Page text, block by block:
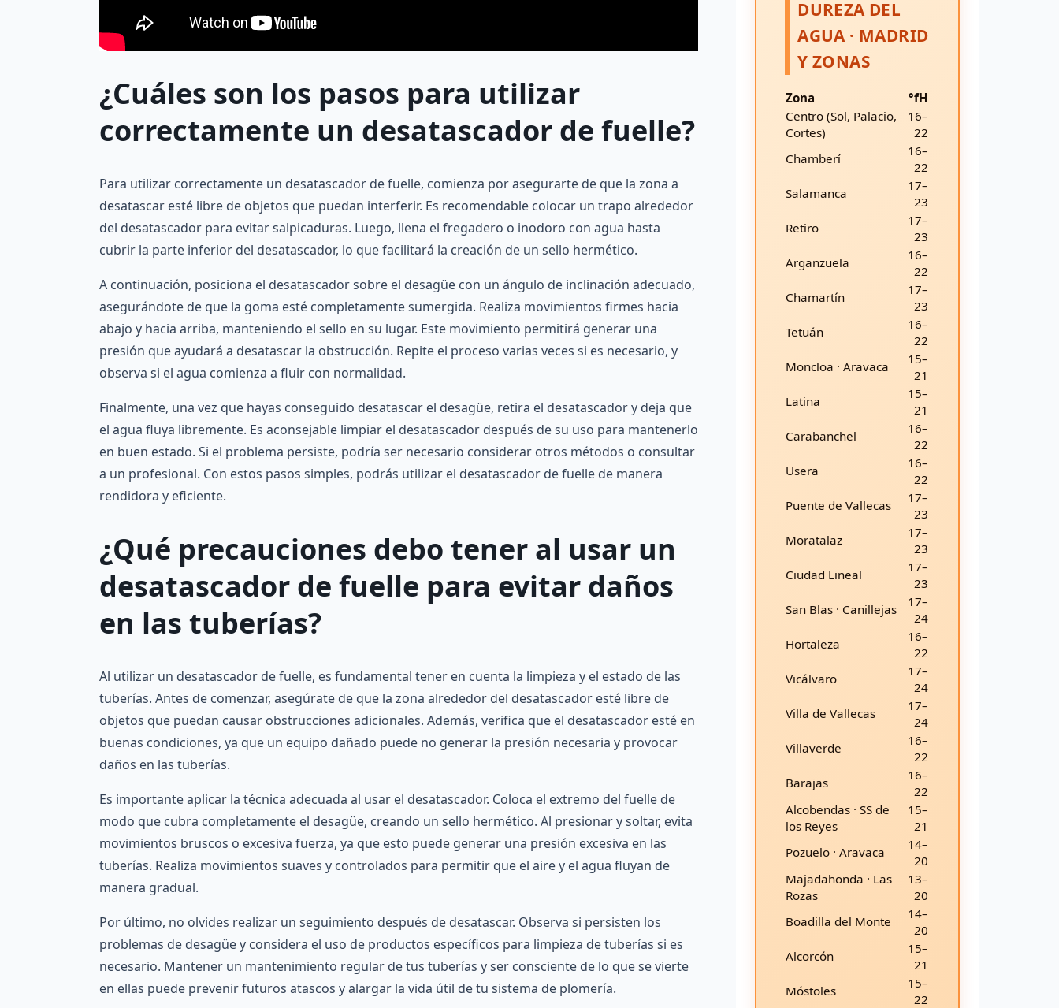
¿Cuáles son los pasos para utilizar
correctamente un desatascador de fuelle?
Para utilizar correctamente un desatascador de fuelle, comienza por asegurarte de que la zona a
desatascar esté libre de objetos que puedan interferir. Es recomendable colocar un trapo alrededor
del desatascador para evitar salpicaduras. Luego, llena el fregadero o inodoro con agua hasta
cubrir la parte inferior del desatascador, lo que facilitará la creación de un sello hermético.
A continuación, posiciona el desatascador sobre el desagüe con un ángulo de inclinación adecuado,
asegurándote de que la goma esté completamente sumergida. Realiza movimientos firmes hacia
abajo y hacia arriba, manteniendo el sello en su lugar. Este movimiento permitirá generar una
presión que ayudará a desatascar la obstrucción. Repite el proceso varias veces si es necesario, y
observa si el agua comienza a fluir con normalidad.
Finalmente, una vez que hayas conseguido desatascar el desagüe, retira el desatascador y deja que
el agua fluya libremente. Es aconsejable limpiar el desatascador después de su uso para mantenerlo
en buen estado. Si el problema persiste, podría ser necesario considerar otros métodos o consultar
a un profesional. Con estos pasos simples, podrás utilizar el desatascador de fuelle de manera
rendidora y eficiente.
¿Qué precauciones debo tener al usar un
desatascador de fuelle para evitar daños
en las tuberías?
Al utilizar un desatascador de fuelle, es fundamental tener en cuenta la limpieza y el estado de las
tuberías. Antes de comenzar, asegúrate de que la zona alrededor del desatascador esté libre de
objetos que puedan causar obstrucciones adicionales. Además, verifica que el desatascador esté en
buenas condiciones, ya que un equipo dañado puede no generar la presión necesaria y provocar
daños en las tuberías.
Es importante aplicar la técnica adecuada al usar el desatascador. Coloca el extremo del fuelle de
modo que cubra completamente el desagüe, creando un sello hermético. Al presionar y soltar, evita
movimientos bruscos o excesiva fuerza, ya que esto puede generar una presión excesiva en las
tuberías. Realiza movimientos suaves y controlados para permitir que el aire y el agua fluyan de
manera gradual.
Por último, no olvides realizar un seguimiento después de desatascar. Observa si persisten los
problemas de desagüe y considera el uso de productos específicos para limpieza de tuberías si es
necesario. Mantener un mantenimiento regular de tus tuberías y ser consciente de lo que se vierte
en ellas puede prevenir futuros atascos y alargar la vida útil de tu sistema de plomería.
DUREZA DEL
AGUA · MADRID
Y ZONAS
Zona
°fH
Centro (Sol, Palacio,
Cortes)
16–
22
Chamberí
16–
22
Salamanca
17–
23
Retiro
17–
23
Arganzuela
16–
22
Chamartín
17–
23
Tetuán
16–
22
Moncloa · Aravaca
15–
21
Latina
15–
21
Carabanchel
16–
22
Usera
16–
22
Puente de Vallecas
17–
23
Moratalaz
17–
23
Ciudad Lineal
17–
23
San Blas · Canillejas
17–
24
Hortaleza
16–
22
Vicálvaro
17–
24
Villa de Vallecas
17–
24
Villaverde
16–
22
Barajas
16–
22
Alcobendas · SS de
los Reyes
15–
21
Pozuelo · Aravaca
14–
20
Majadahonda · Las
Rozas
13–
20
Boadilla del Monte
14–
20
Alcorcón
15–
21
Móstoles
15–
22